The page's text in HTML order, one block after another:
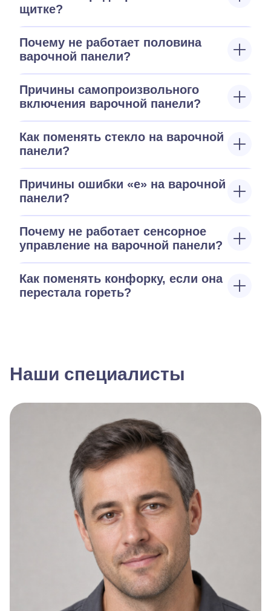
щитке?
Почему не работает половина
варочной панели?
Причины самопроизвольного
включения варочной панели?
Как поменять стекло на варочной
панели?
Причины ошибки «е» на варочной
панели?
Почему не работает сенсорное
управление на варочной панели?
Как поменять конфорку, если она
перестала гореть?
Наши специалисты